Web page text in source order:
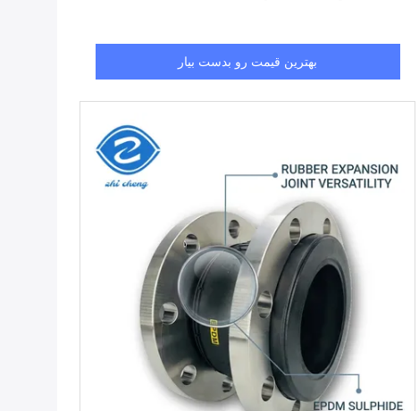
بهترین قیمت رو بدست بیار